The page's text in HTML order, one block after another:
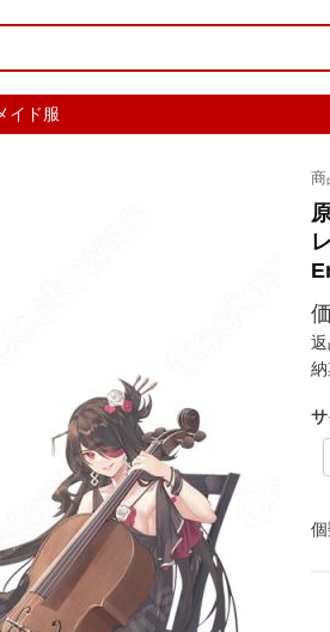
イド服
商
返
納